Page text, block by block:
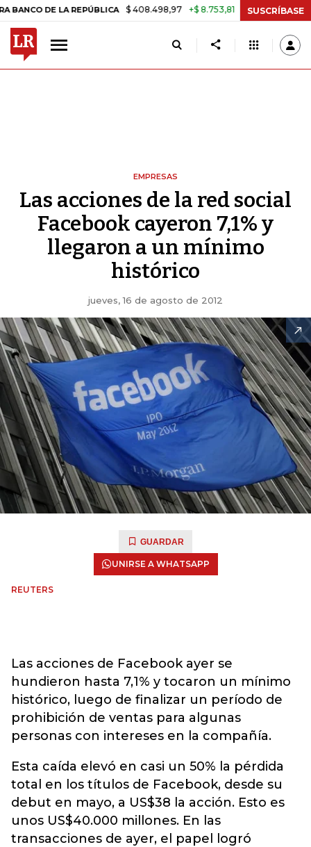
DE LA REPÚBLICA $ 408.498,97 +$ 8.753,81 +2,19% TASA DE
SUSCRÍBASE
EMPRESAS
Las acciones de la red social
Facebook cayeron 7,1% y
llegaron a un mínimo
histórico
jueves, 16 de agosto de 2012
GUARDAR
UNIRSE A WHATSAPP
REUTERS
Las acciones de Facebook ayer se
hundieron hasta 7,1% y tocaron un mínimo
histórico, luego de finalizar un período de
prohibición de ventas para algunas
personas con intereses en la compañía.
Esta caída elevó en casi un 50% la pérdida
total en los títulos de Facebook, desde su
debut en mayo, a US$38 la acción. Esto es
unos US$40.000 millones. En las
transacciones de ayer, el papel logró